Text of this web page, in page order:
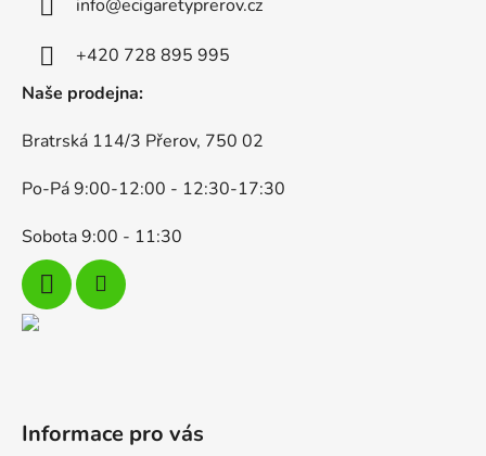
info@ecigaretyprerov.cz
+420 728 895 995
Naše prodejna:
Bratrská 114/3 Přerov, 750 02
Po-Pá 9:00-12:00 - 12:30-17:30
Sobota 9:00 - 11:30
Informace pro vás